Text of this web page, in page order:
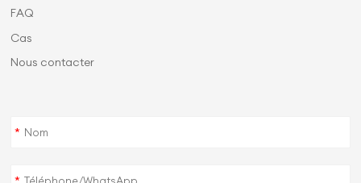
FAQ
Cas
Nous contacter
*